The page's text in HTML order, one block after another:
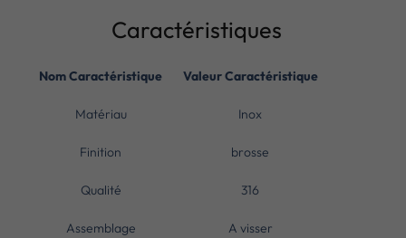
Caractéristiques
Nom Caractéristique Valeur Caractéristique
Matériau Inox
Finition brosse
Qualité 316
Assemblage A visser